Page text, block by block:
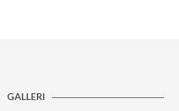
GALLERI